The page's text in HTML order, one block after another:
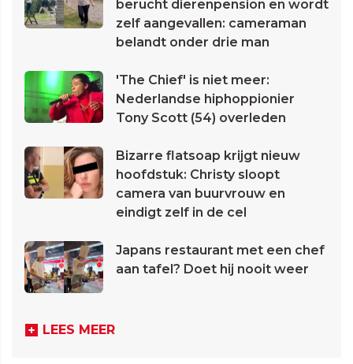
berucht dierenpension en wordt
zelf aangevallen: cameraman
belandt onder drie man
'The Chief' is niet meer:
Nederlandse hiphoppionier
Tony Scott (54) overleden
Bizarre flatsoap krijgt nieuw
hoofdstuk: Christy sloopt
camera van buurvrouw en
eindigt zelf in de cel
Japans restaurant met een chef
aan tafel? Doet hij nooit weer
LEES MEER